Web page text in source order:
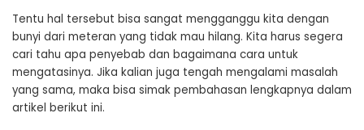
Tentu hal tersebut bisa sangat mengganggu kita dengan
bunyi dari meteran yang tidak mau hilang. Kita harus segera
cari tahu apa penyebab dan bagaimana cara untuk
mengatasinya. Jika kalian juga tengah mengalami masalah
yang sama, maka bisa simak pembahasan lengkapnya dalam
artikel berikut ini.